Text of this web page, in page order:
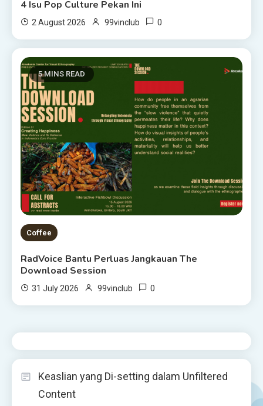
4 Isu Pop Culture Pekan Ini
2 August 2026 99vinclub 0
5 MINS READ
Coffee
RadVoice Bantu Perluas Jangkauan The
Download Session
31 July 2026 99vinclub 0
Keaslian yang Di-setting dalam Unfiltered
Content